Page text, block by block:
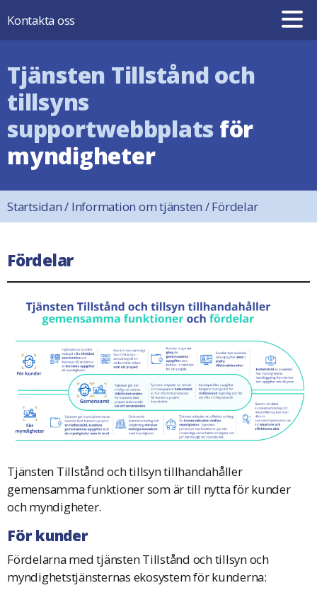
Kontakta oss
Tjänsten Tillstånd och
tillsyns
supportwebbplats för
myndigheter
Startsidan/ Information om tjänsten /Fördelar
Fördelar
Tjänsten Tillstånd och tillsyn tillhandahåller
gemensamma funktioner som är till nytta för kunder
och myndigheter.
För kunder
Fördelarna med tjänsten Tillstånd och tillsyn och
myndighetstjänsternas ekosystem för kunderna: